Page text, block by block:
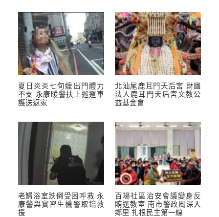
夏日炎炎七旬嬤出門體力
不支 永康暖警扶上巡邏車
護送返家
北汕尾鹿耳門天后宮 財團
法人鹿耳門天后宮文教公
益基金會
老婦浴室跌倒受困呼救 永
康警與實習生機警取鑰救
援
百場社區治安會議變身反
賄選教室 南市警政風深入
鄰里 扎根民主第一線